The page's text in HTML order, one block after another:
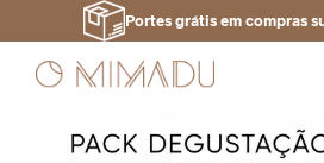
Portes grátis em compras